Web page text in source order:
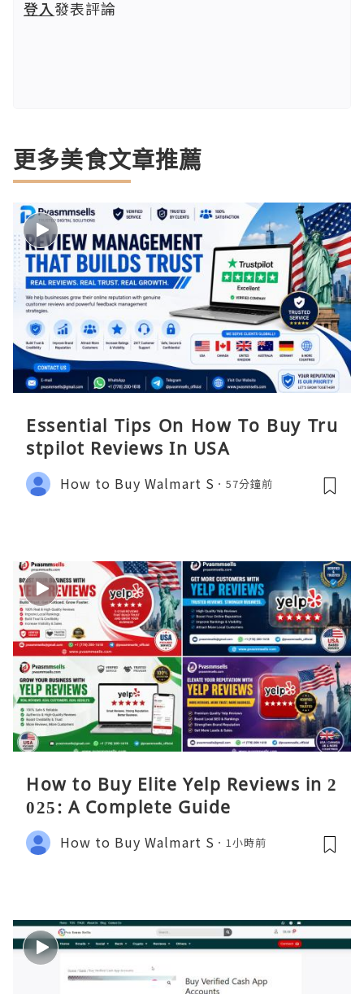
登入發表評論
更多美食文章推薦
Essential Tips On How To Buy Tru
stpilot Reviews In USA
How to Buy Walmart S 57分鐘前
How to Buy Elite Yelp Reviews in 2
025: A Complete Guide
How to Buy Walmart S 1小時前